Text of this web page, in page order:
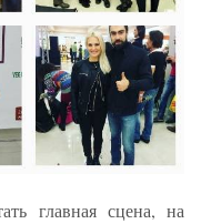
главная сцена, на